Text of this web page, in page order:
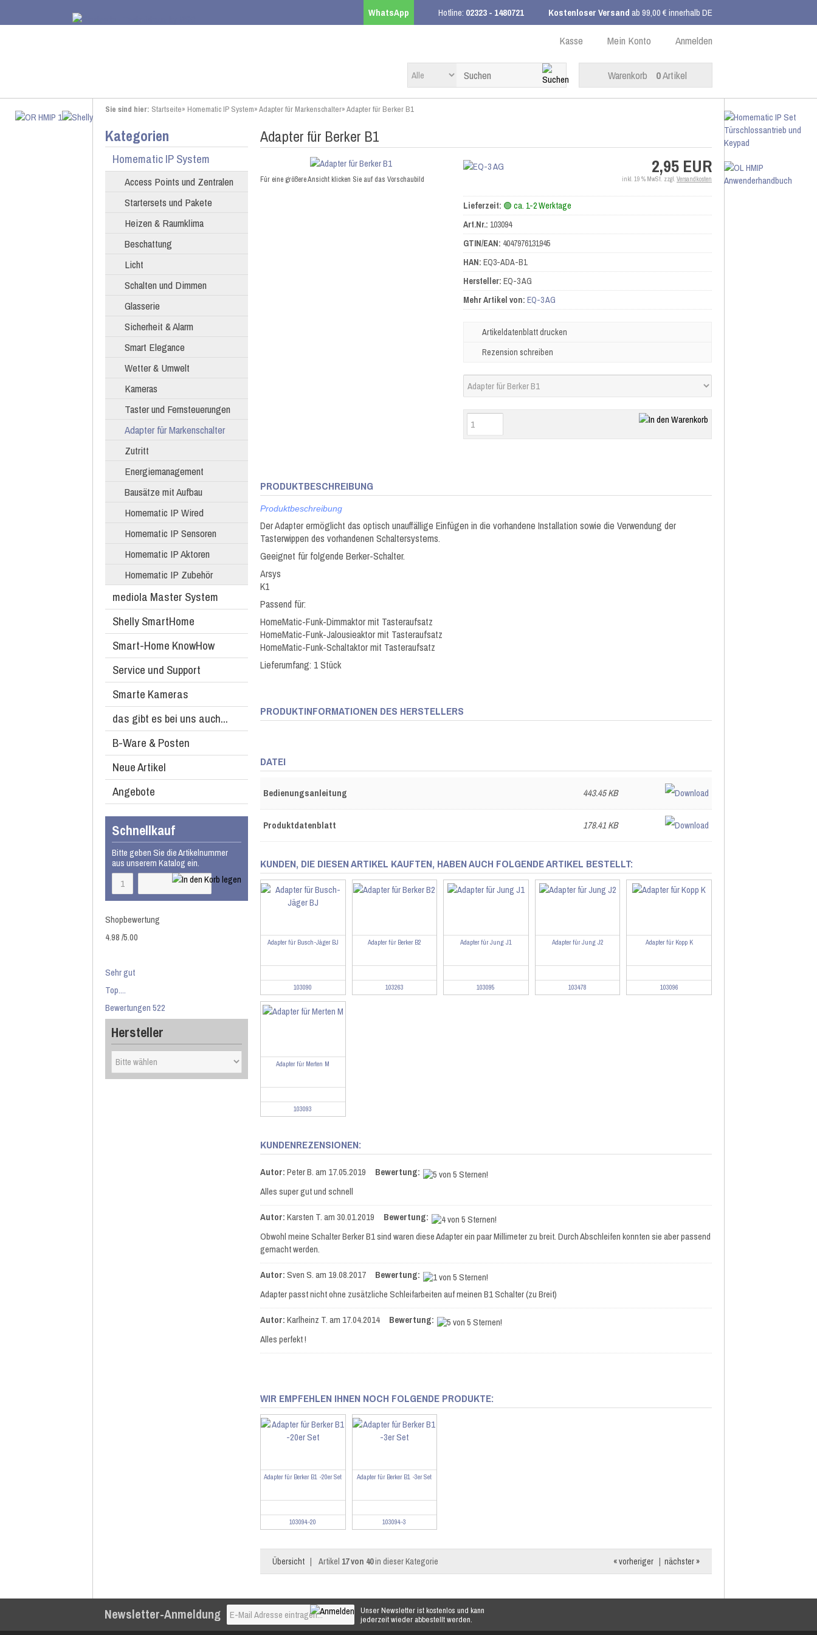
WhatsApp Hotline: 02323 - 1480721 Kostenloser Versandab 99,00 € innerhalb DE
Anmelden
Mein Konto
Kasse
Warenkorb 0Artikel
Sie sind hier: Startseite» Homematic IP System»Adapter für Markenschalter»Adapter für Berker B1
Kategorien
Homematic IP System
Access Points und Zentralen
Startersets und Pakete
Heizen & Raumklima
Beschattung
Licht
Schalten und Dimmen
Glasserie
Sicherheit & Alarm
Smart Elegance
Wetter & Umwelt
Kameras
Taster und Fernsteuerungen
Adapter für Markenschalter
Zutritt
Energiemanagement
Bausätze mit Aufbau
Homematic IP Wired
Homematic IP Sensoren
Homematic IP Aktoren
Homematic IP Zubehör
mediola Master System
Shelly SmartHome
Smart-Home KnowHow
Service und Support
Smarte Kameras
das gibt es bei uns auch...
B-Ware & Posten
Neue Artikel
Angebote
Schnellkauf
Bitte geben Sie die Artikelnummer
aus unserem Katalog ein.
Shopbewertung
4.98/5.00
Sehr gut
Top....
Bewertungen 522
Hersteller
Adapter für Berker B1
Für eine größere Ansicht klicken Sie auf das Vorschaubild
2,95 EUR
inkl. 19 % MwSt. zzgl. Versandkosten
Lieferzeit: 🟢 ca. 1-2 Werktage
Art.Nr.: 103094
GTIN/EAN: 4047976131945
HAN: EQ3-ADA-B1
Hersteller: EQ-3 AG
Mehr Artikel von: EQ-3 AG
Artikeldatenblatt drucken
Rezension schreiben
PRODUKTBESCHREIBUNG
Produktbeschreibung
Der Adapter ermöglicht das optisch unauffällige Einfügen in die vorhandene Installation sowie die Verwendung der
Tasterwippen des vorhandenen Schaltersystems.
Geeignet für folgende Berker-Schalter.
Arsys
K1
Passend für:
HomeMatic-Funk-Dimmaktor mit Tasteraufsatz
HomeMatic-Funk-Jalousieaktor mit Tasteraufsatz
HomeMatic-Funk-Schaltaktor mit Tasteraufsatz
Lieferumfang: 1 Stück
PRODUKTINFORMATIONEN DES HERSTELLERS
DATEI
Bedienungsanleitung 443.45 KB
Produktdatenblatt 178.41 KB
KUNDEN, DIE DIESEN ARTIKEL KAUFTEN, HABEN AUCH FOLGENDE ARTIKEL BESTELLT:
Adapter für Busch-Jäger BJ
103090
Adapter für Berker B2
103263
Adapter für Jung J1
103095
Adapter für Jung J2
103478
Adapter für Kopp K
103096
Adapter für Merten M
103093
KUNDENREZENSIONEN:
Autor:Peter B.am 17.05.2019 Bewertung:
Alles super gut und schnell
Autor:Karsten T.am 30.01.2019 Bewertung:
Obwohl meine Schalter Berker B1 sind waren diese Adapter ein paar Millimeter zu breit. Durch Abschleifen konnten sie aber passend
gemacht werden.
Autor:Sven S.am 19.08.2017 Bewertung:
Adapter passt nicht ohne zusätzliche Schleifarbeiten auf meinen B1 Schalter (zu Breit)
Autor:Karlheinz T.am 17.04.2014 Bewertung:
Alles perfekt !
WIR EMPFEHLEN IHNEN NOCH FOLGENDE PRODUKTE:
Adapter für Berker B1 -20er Set
103094-20
Adapter für Berker B1 -3er Set
103094-3
Übersicht | Artikel 17 von 40in dieser Kategorie « vorheriger | nächster »
Newsletter-Anmeldung
Unser Newsletter ist kostenlos und kann
jederzeit wieder abbestellt werden.